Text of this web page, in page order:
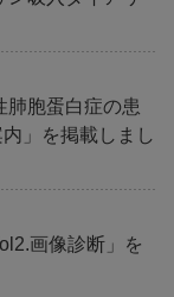
肺胞蛋白症の患
」を掲載しまし
画像診断」を